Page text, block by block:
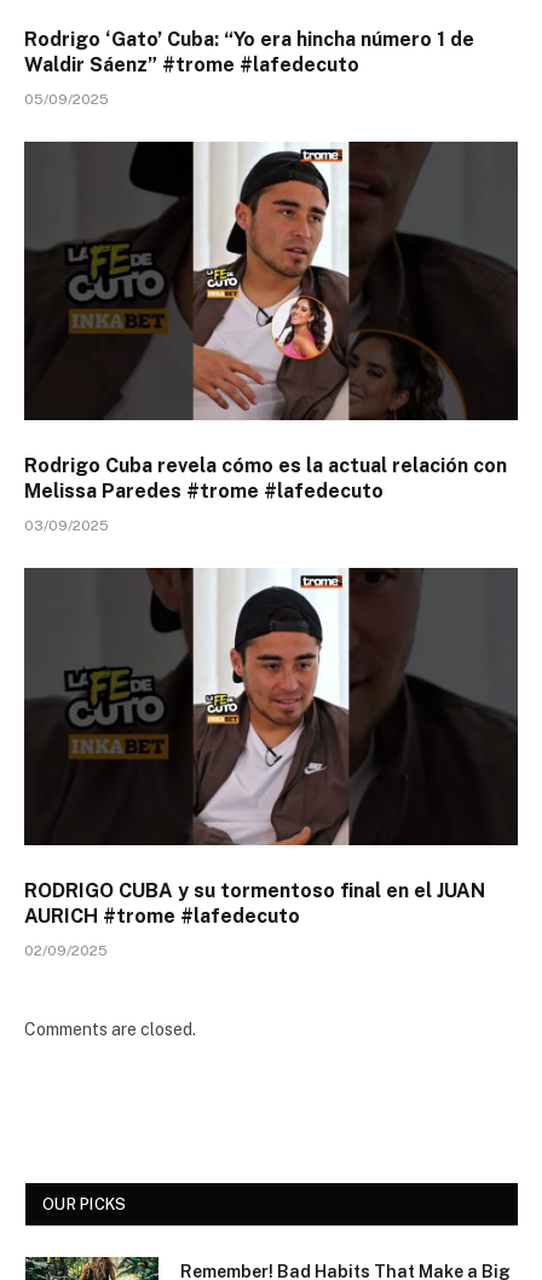
Rodrigo ‘Gato’ Cuba: “Yo era hincha número 1 de
Waldir Sáenz” #trome #lafedecuto
05/09/2025
Rodrigo Cuba revela cómo es la actual relación con
Melissa Paredes #trome #lafedecuto
03/09/2025
RODRIGO CUBA y su tormentoso final en el JUAN
AURICH #trome #lafedecuto
02/09/2025
Comments are closed.
OUR PICKS
Remember! Bad Habits That Make a Big